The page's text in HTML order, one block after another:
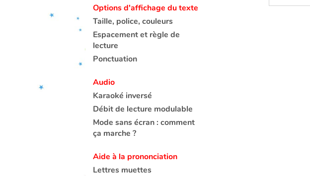
Options d'affichage du texte
Taille, police, couleurs
Espacement et règle de
lecture
Ponctuation
Audio
Karaoké inversé
Débit de lecture modulable
Mode sans écran : comment
ça marche ?
Aide à la prononciation
Lettres muettes